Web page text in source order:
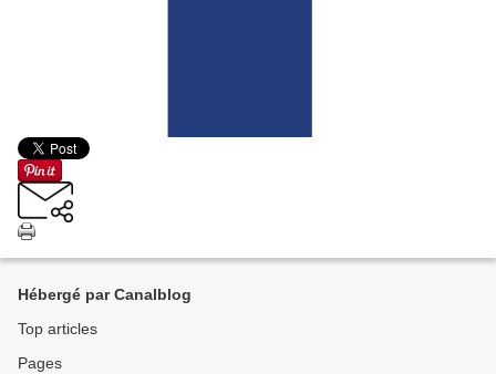
Hébergé par Canalblog
Top articles
Pages